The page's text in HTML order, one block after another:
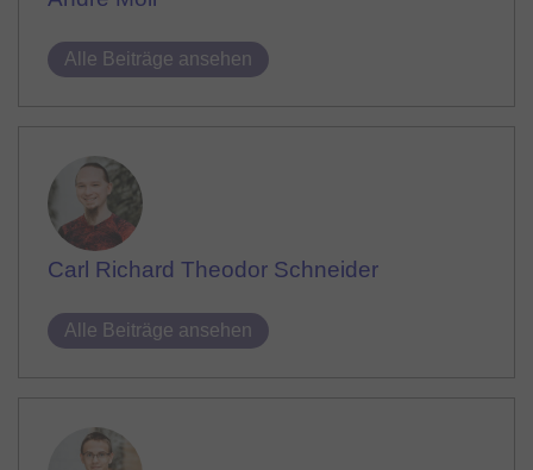
Alle Beiträge ansehen
Carl Richard Theodor Schneider
Alle Beiträge ansehen